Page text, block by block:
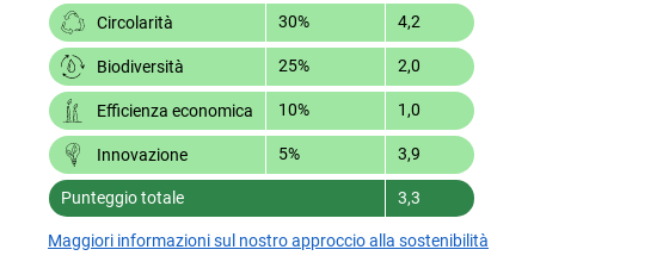
Circolarità 30% 4,2
Biodiversità 25% 2,0
Efficienza economica 10% 1,0
Innovazione 5% 3,9
Punteggio totale 3,3
Maggiori informazioni sul nostro approccio alla sostenibilità